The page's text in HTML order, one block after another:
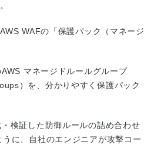
WAFの「保護パック（マネージ
マネージドルールグループ
）を、分かりやすく保護パック
検証した防御ルールの詰め合わせ
うに、自社のエンジニアが攻撃コー